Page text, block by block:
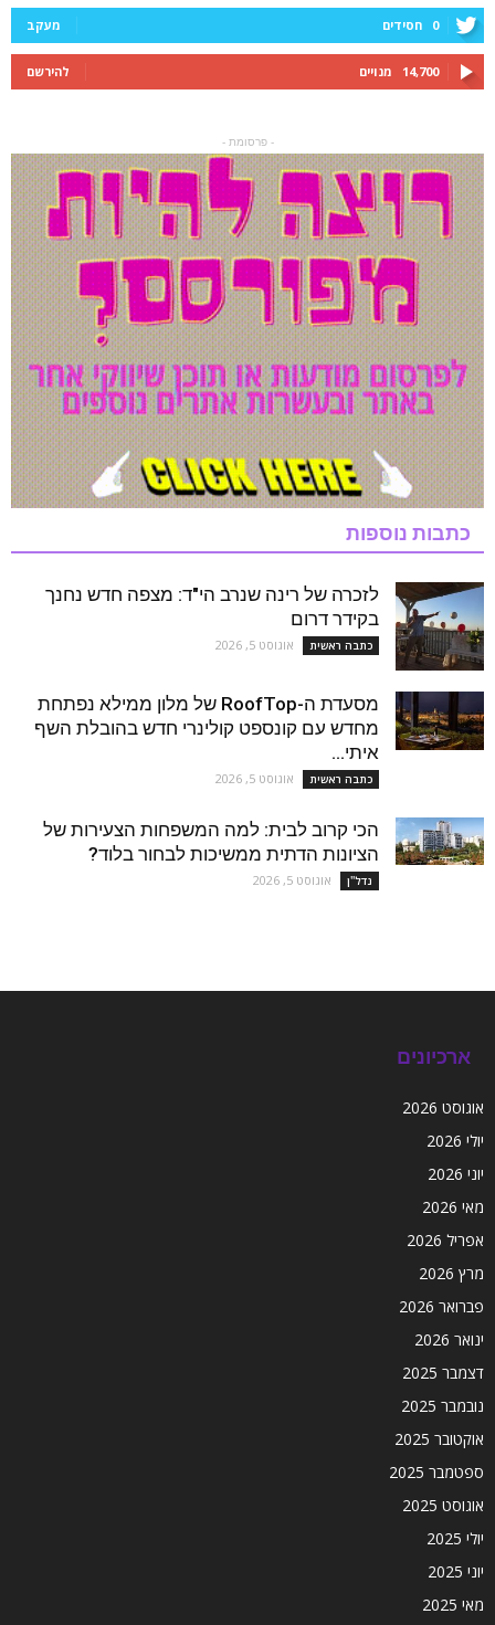
0 חסידים מעקב
14,700 מנויים להירשם
- פרסומת -
כתבות נוספות
לזכרה של רינה שנרב הי"ד: מצפה חדש נחנך
בקידר דרום
כתבה ראשית אוגוסט 5, 2026
מסעדת ה-RoofTop של מלון ממילא נפתחת
מחדש עם קונספט קולינרי חדש בהובלת השף
איתי...
כתבה ראשית אוגוסט 5, 2026
הכי קרוב לבית: למה המשפחות הצעירות של
הציונות הדתית ממשיכות לבחור בלוד?
נדל''ן אוגוסט 5, 2026
ארכיונים
אוגוסט 2026
יולי 2026
יוני 2026
מאי 2026
אפריל 2026
מרץ 2026
פברואר 2026
ינואר 2026
דצמבר 2025
נובמבר 2025
אוקטובר 2025
ספטמבר 2025
אוגוסט 2025
יולי 2025
יוני 2025
מאי 2025